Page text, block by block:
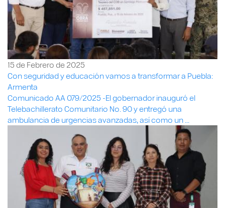
15 de Febrero de 2025
Con seguridad y educación vamos a transformar a Puebla:
Armenta
Comunicado AA 079/2025 -El gobernador inauguró el
Telebachillerato Comunitario No. 90 y entregó una
ambulancia de urgencias avanzadas, así como un ...